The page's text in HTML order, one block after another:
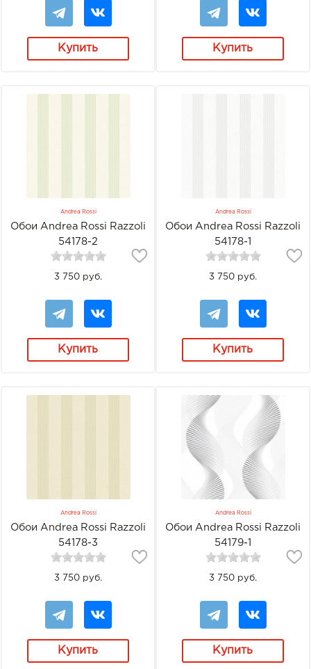
Купить Купить
Andrea Rossi
Обои Andrea Rossi Razzoli
54178-2
3 750 руб.
Купить
Andrea Rossi
Обои Andrea Rossi Razzoli
54178-1
3 750 руб.
Купить
Andrea Rossi
Обои Andrea Rossi Razzoli
54178-3
3 750 руб.
Купить
Andrea Rossi
Обои Andrea Rossi Razzoli
54179-1
3 750 руб.
Купить